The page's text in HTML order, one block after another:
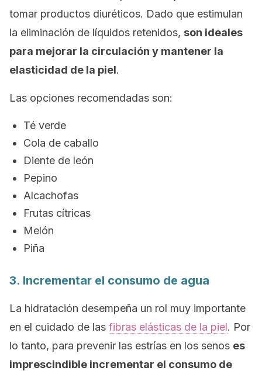
tomar productos diuréticos. Dado que estimulan
la eliminación de líquidos retenidos, son ideales
para mejorar la circulación y mantener la
elasticidad de la piel.
Las opciones recomendadas son:
Té verde
Cola de caballo
Diente de león
Pepino
Alcachofas
Frutas cítricas
Melón
Piña
3. Incrementar el consumo de agua
La hidratación desempeña un rol muy importante
en el cuidado de las fibras elásticas de la piel. Por
lo tanto, para prevenir las estrías en los senos es
imprescindible incrementar el consumo de